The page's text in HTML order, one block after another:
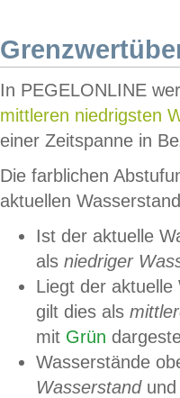
In PEGELONLINE
mittleren niedrigsten
einer Zeitspanne in
Die farblichen
aktuellen
Ist der aktuelle
als niedriger
Liegt der
gilt dies als
mit Grün
Wasserstände
Wasserstandund